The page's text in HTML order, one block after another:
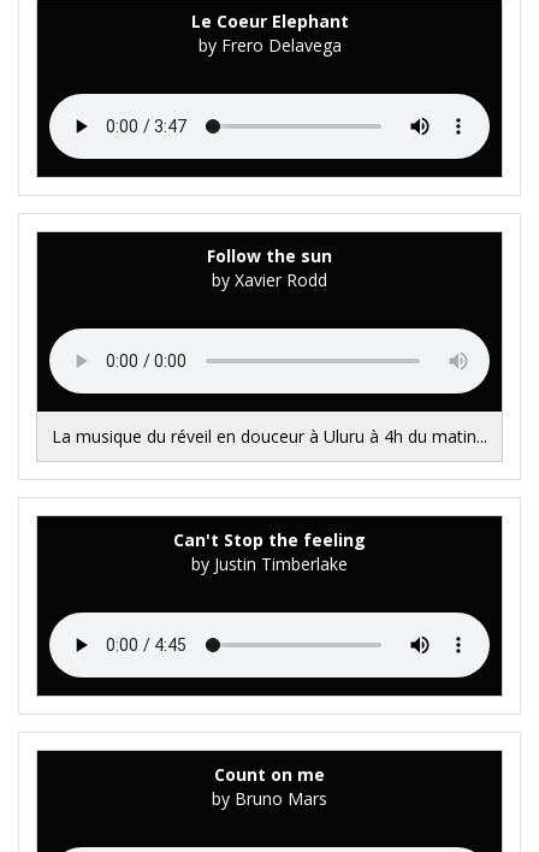
Le Coeur Elephant
by Frero Delavega
Follow the sun
by Xavier Rodd
La musique du réveil en douceur à Uluru à 4h du matin...
Can't Stop the feeling
by Justin Timberlake
Count on me
by Bruno Mars